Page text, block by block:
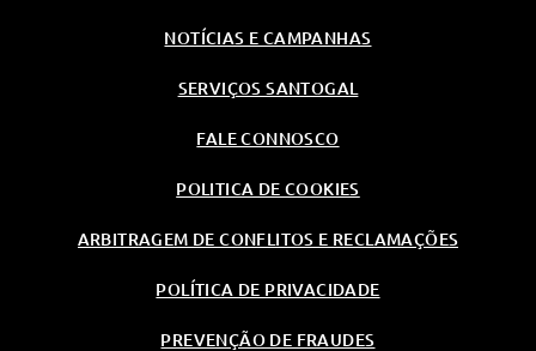
NOTÍCIAS E CAMPANHAS
SERVIÇOS SANTOGAL
FALE CONNOSCO
POLITICA DE COOKIES
ARBITRAGEM DE CONFLITOS E RECLAMAÇÕES
POLÍTICA DE PRIVACIDADE
PREVENÇÃO DE FRAUDES